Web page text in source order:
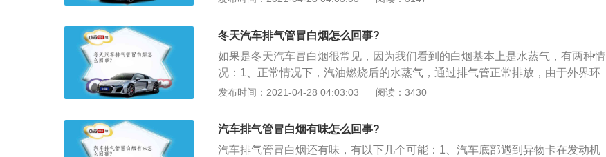
就是这么回事，这是正常的。
冬天汽车排气管冒白烟怎么回事?
如果是冬天汽车冒白烟很常见，因为我们看到的白烟基本上是水蒸气，有两种情
况：1、正常情况下，汽油燃烧后的水蒸气，通过排气管正常排放，由于外界环
境温度较低，水蒸气会凝结成小水滴，变化成肉眼能够看到的水蒸气；2、存在
水蒸气的形式出现；3、所以在大多数情况下，排气管有“白烟”冒出来不是故障，
但凡事都有例外，排气管有大量“白烟”冒出来也并非全都是正常现象。
发布时间：2021-04-28 04:03:03 阅读：3430
汽车排气管冒白烟有味怎么回事?
汽车排气管冒白烟还有味，有以下几个可能：1、汽车底部遇到异物卡在发动机